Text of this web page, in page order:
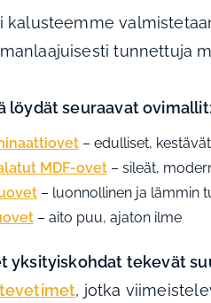
kalusteemme
tunnettuja
löydät seuraavat ovimallit:
– edulliset,
MDF-ovet – sileät,
– luonnollinen ja lämmin
– aito puu, ajaton ilme
yksityiskohdat tekevät
, jotka